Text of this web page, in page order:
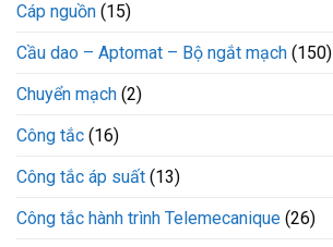
Cáp nguồn (15)
Cầu dao – Aptomat – Bộ ngắt mạch (150)
Chuyển mạch (2)
Công tắc (16)
Công tắc áp suất (13)
Công tắc hành trình Telemecanique (26)